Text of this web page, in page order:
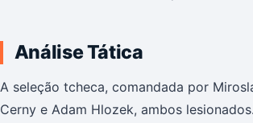
Análise Tática
A seleção tcheca, comandada por
Cerny e Adam Hlozek, ambos